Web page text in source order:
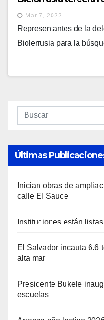
Mar 7, 2022
Representantes de la
Biolerrusia para la
Últimas
Inician obras de
calle El Sauce
Instituciones están
El Salvador incauta 6.6
alta mar
Presidente Bukele
escuelas